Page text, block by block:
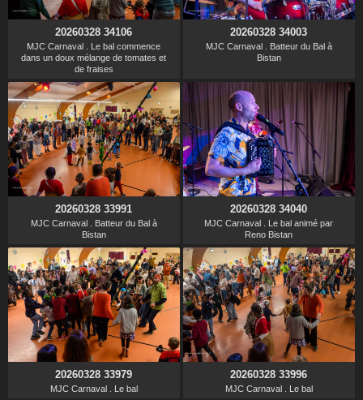
20260328 34106
MJC Carnaval . Le bal commence
dans un doux mélange de tomates et
de fraises
20260328 34003
MJC Carnaval . Batteur du Bal à
Bistan
20260328 33991
MJC Carnaval . Batteur du Bal à
Bistan
20260328 34040
MJC Carnaval . Le bal animé par
Reno Bistan
20260328 33979
MJC Carnaval . Le bal
20260328 33996
MJC Carnaval . Le bal